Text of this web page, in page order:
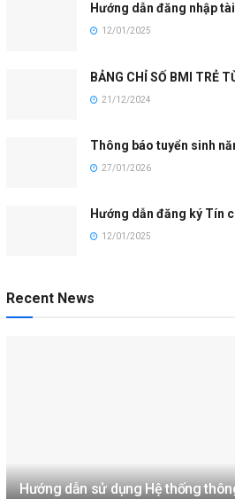
Hướng dẫn đăng nhập
12/01/2025
BẢNG CHỈ SỐ BMI TRẺ
21/12/2024
Thông báo tuyển sinh
27/01/2026
Hướng dẫn đăng ký Tín
12/01/2025
Recent News
Hướng dẫn sử dụng Hệ thống